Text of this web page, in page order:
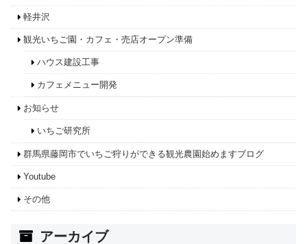
軽井沢
観光いちご園・カフェ・売店オープン準備
ハウス建設工事
カフェメニュー開発
お知らせ
いちご研究所
群馬県藤岡市でいちご狩りができる観光農園始めますブログ
Youtube
その他
アーカイブ